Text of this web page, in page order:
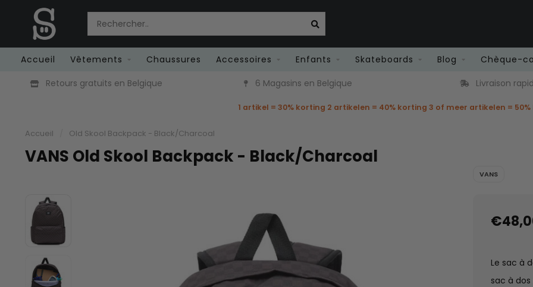
Accueil Vêtements Chaussures Accessoires Enfants Skateboards Blog Chèque-
Retours gratuits en Belgique
6 Magasins en Belgique Livraison
1 artikel = 30% korting 2 artikelen = 40% korting 3 of meer artikelen =
Accueil Old Skool Backpack - Black/Charcoal
VANS Old Skool Backpack - Black/Charcoal
VANS
Le sac à
sac à